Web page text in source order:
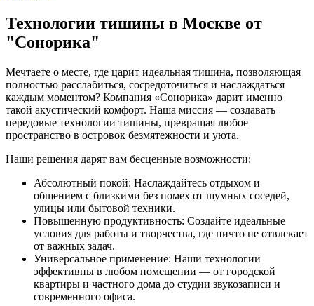
Технологии тишины в Москве от
"Сонорика"
Мечтаете о месте, где царит идеальная тишина, позволяющая
полностью расслабиться, сосредоточиться и наслаждаться
каждым моментом? Компания «Сонорика» дарит именно
такой акустический комфорт. Наша миссия — создавать
передовые технологии тишины, превращая любое
пространство в островок безмятежности и уюта.
Наши решения дарят вам бесценные возможности:
Абсолютный покой: Наслаждайтесь отдыхом и
общением с близкими без помех от шумных соседей,
улицы или бытовой техники.
Повышенную продуктивность: Создайте идеальные
условия для работы и творчества, где ничто не отвлекает
от важных задач.
Универсальное применение: Наши технологии
эффективны в любом помещении — от городской
квартиры и частного дома до студии звукозаписи и
современного офиса.